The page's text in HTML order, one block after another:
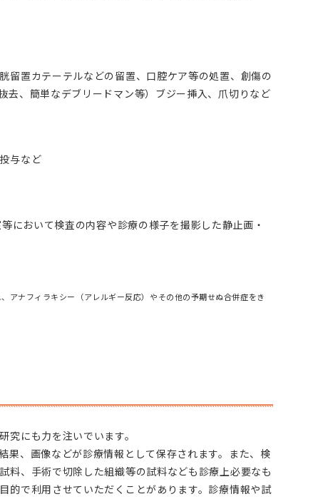
留置カテーテルなどの留置、口腔ケア等の処置、創傷の
去、簡単なデブリードマン等）ブジー挿入、爪切りなど
与など
において検査の内容や診療の様子を撮影した静止画・
アナフィラキシー（アレルギー反応）やその他の予期せぬ合併症をき
にも力を注いでいます。
果、画像などが診療情報として保存されます。また、検
料、手術で切除した組織等の試料なども診療上必要なも
的で利用させていただくことがあります。診療情報や試